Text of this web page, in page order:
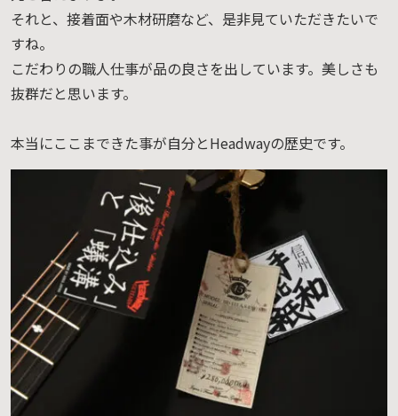
それと、接着面や木材研磨など、是非見ていただきたいで
すね。
こだわりの職人仕事が品の良さを出しています。美しさも
抜群だと思います。
本当にここまできた事が自分とHeadwayの歴史です。